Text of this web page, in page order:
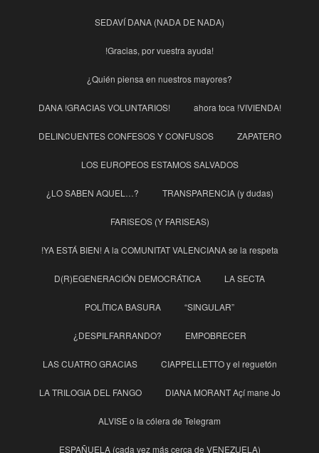
SEDAVÍ DANA (NADA DE NADA)
!Gracias, por vuestra ayuda!
¿Quién piensa en nuestros mayores?
DANA !GRACIAS VOLUNTARIOS! ahora toca !VIVIENDA!
DELINCUENTES CONFESOS Y CONFUSOS ZAPATERO
LOS EUROPEOS ESTAMOS SALVADOS
¿LO SABEN AQUEL…? TRANSPARENCIA (y dudas)
FARISEOS (Y FARISEAS)
!YA ESTÁ BIEN! A la COMUNITAT VALENCIANA se la respeta
D(R)EGENERACIÓN DEMOCRÁTICA LA SECTA
POLÍTICA BASURA “SINGULAR”
¿DESPILFARRANDO? EMPOBRECER
LAS CUATRO GRACIAS CIAPPELLETTO y el reguetón
LA TRILOGIA DEL FANGO DIANA MORANT Açí mane Jo
ALVISE o la cólera de Telegram
ESPAÑUELA (cada vez más cerca de VENEZUELA)